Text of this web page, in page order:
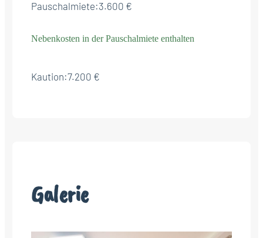
Pauschalmiete:3.600 €
Nebenkosten in der Pauschalmiete enthalten
Kaution:7.200 €
Galerie